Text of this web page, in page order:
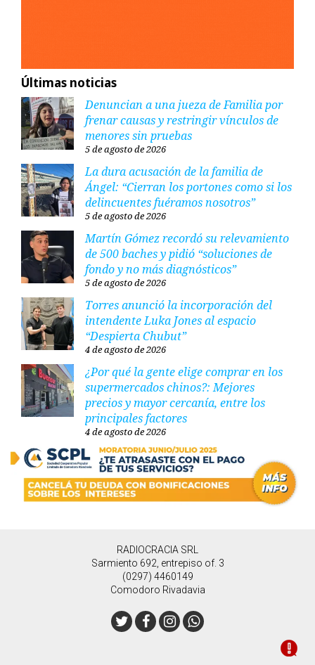
Últimas noticias
Denuncian a una jueza de Familia por
frenar causas y restringir vínculos de
menores sin pruebas
5 de agosto de 2026
La dura acusación de la familia de
Ángel: “Cierran los portones como si los
delincuentes fuéramos nosotros”
5 de agosto de 2026
Martín Gómez recordó su relevamiento
de 500 baches y pidió “soluciones de
fondo y no más diagnósticos”
5 de agosto de 2026
Torres anunció la incorporación del
intendente Luka Jones al espacio
“Despierta Chubut”
4 de agosto de 2026
¿Por qué la gente elige comprar en los
supermercados chinos?: Mejores
precios y mayor cercanía, entre los
principales factores
4 de agosto de 2026
RADIOCRACIA SRL
Sarmiento 692, entrepiso of. 3
(0297) 4460149
Comodoro Rivadavia